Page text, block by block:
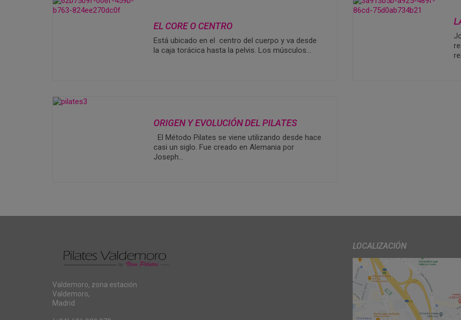
EL CORE O CENTRO
Está ubicado en el centro del cuerpo y va desde
la caja torácica hasta la pelvis. Los músculos…
ORIGEN Y EVOLUCIÓN DEL PILATES
El Método Pilates se viene utilizando desde hace
casi un siglo. Fue creado en Alemania por
Joseph…
Valdemoro, zona estación
Valdemoro,
Madrid
LOCALIZACIÓN